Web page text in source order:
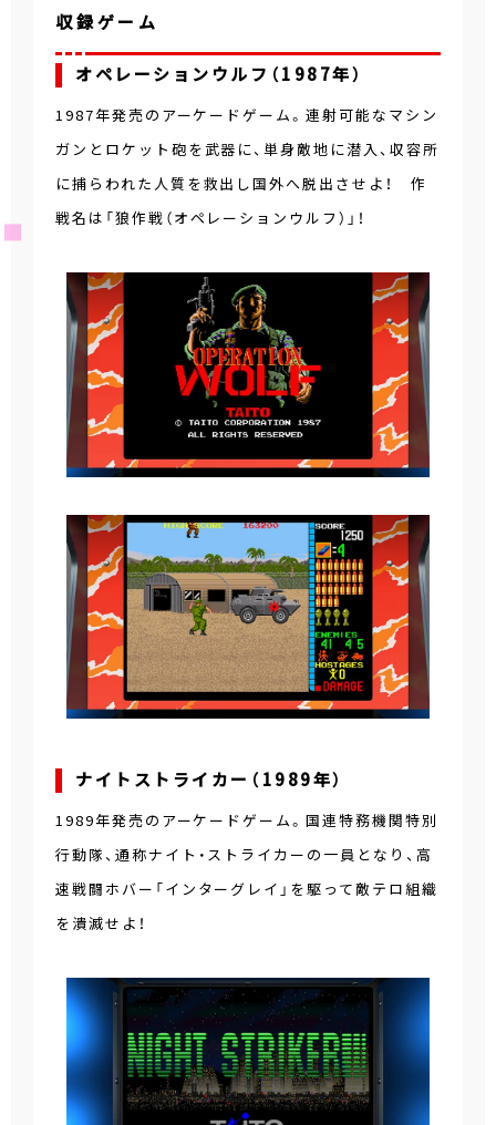
収録ゲーム
オペレーションウルフ（1987年）
1987年発売のアーケードゲーム。連射可能なマシン
ガンとロケット砲を武器に、単身敵地に潜入、収容所
に捕らわれた人質を救出し国外へ脱出させよ！ 作
戦名は「狼作戦（オペレーションウルフ）」！
ナイトストライカー（1989年）
1989年発売のアーケードゲーム。国連特務機関特別
行動隊、通称ナイト・ストライカーの一員となり、高
速戦闘ホバー「インターグレイ」を駆って敵テロ組織
を潰滅せよ！